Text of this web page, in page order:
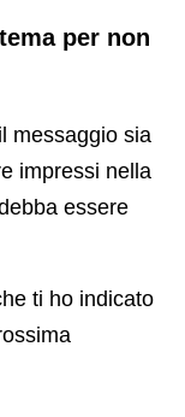
per non
messaggio sia
impressi nella
essere
ti ho indicato